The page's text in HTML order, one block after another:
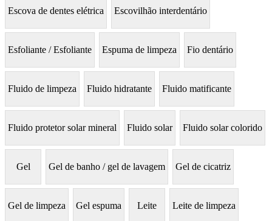
Escova de dentes elétrica Escovilhão interdentário
Esfoliante / Esfoliante Espuma de limpeza Fio dentário
Fluido de limpeza Fluido hidratante Fluido matificante
Fluido protetor solar mineral Fluido solar Fluido solar colorido
Gel Gel de banho / gel de lavagem Gel de cicatriz
Gel de limpeza Gel espuma Leite Leite de limpeza